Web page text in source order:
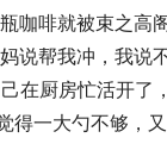
咖啡就被束之
说帮我冲，我
在厨房忙活开了
得一大勺不够